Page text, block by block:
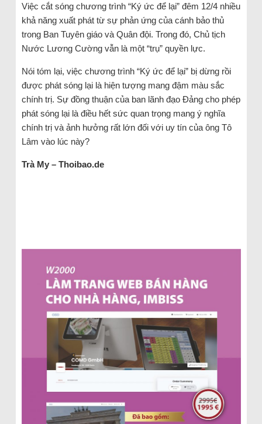
Việc cắt sóng chương trình “Ký ức để lại” đêm 12/4 nhiều
khả năng xuất phát từ sự phản ứng của cánh bảo thủ
trong Ban Tuyên giáo và Quân đội. Trong đó, Chủ tịch
Nước Lương Cường vẫn là một “trụ” quyền lực.
Nói tóm lại, việc chương trình “Ký ức để lại” bị dừng rồi
được phát sóng lại là hiện tượng mang đậm màu sắc
chính trị. Sự đồng thuận của ban lãnh đạo Đảng cho phép
phát sóng lại là điều hết sức quan trọng mang ý nghĩa
chính trị và ảnh hưởng rất lớn đối với uy tín của ông Tô
Lâm vào lúc này?
Trà My – Thoibao.de